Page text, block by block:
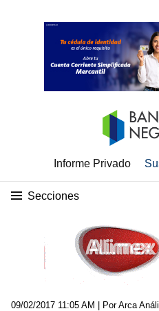
Informe Privado
Secciones
09/02/2017 11:05 AM | Por Arca